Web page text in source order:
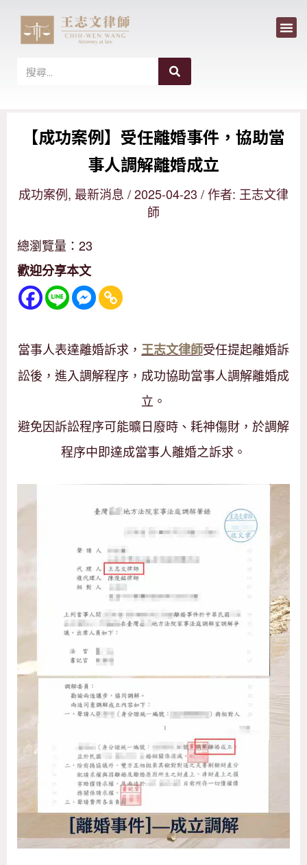
單
搜
搜
尋
【成功案例】受任離婚事件，協助當
事人調解離婚成立
成功案例, 最新消息 /2025-04-23 / 作者: 王志文律
師
總瀏覽量：23
歡迎分享本文
當事人表達離婚訴求， 王志文律師受任提起離婚訴
訟後，進入調解程序，成功協助當事人調解離婚成
立。
避免因訴訟程序可能曠日廢時、耗神傷財，於調解
程序中即達成當事人離婚之訴求。